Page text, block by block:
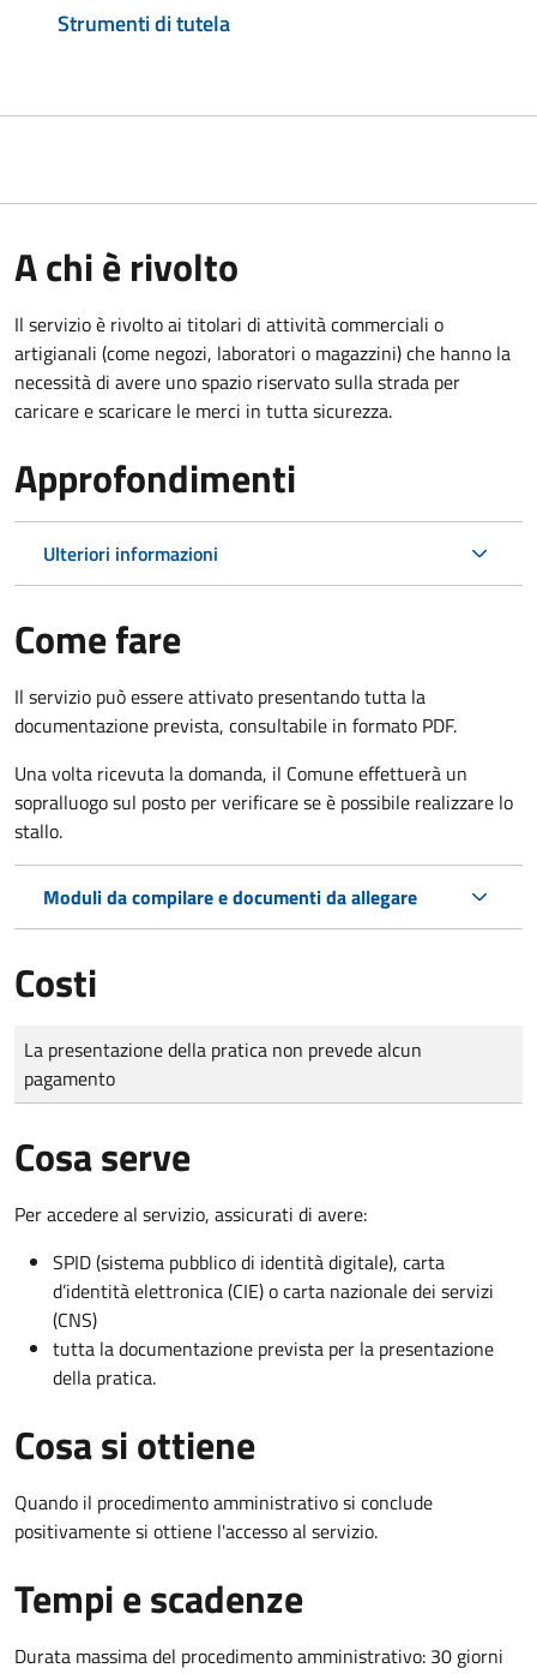
Strumenti di tutela
A chi è rivolto
Il servizio è rivolto ai titolari di attività commerciali o
artigianali (come negozi, laboratori o magazzini) che hanno la
necessità di avere uno spazio riservato sulla strada per
caricare e scaricare le merci in tutta sicurezza.
Approfondimenti
Ulteriori informazioni
Come fare
Il servizio può essere attivato presentando tutta la
documentazione prevista, consultabile in formato PDF.
Una volta ricevuta la domanda, il Comune effettuerà un
sopralluogo sul posto per verificare se è possibile realizzare lo
stallo.
Moduli da compilare e documenti da allegare
Costi
Tipo di pagamento
Importo
La presentazione della pratica non prevede alcun
pagamento
Cosa serve
Per accedere al servizio, assicurati di avere:
SPID (sistema pubblico di identità digitale), carta
d’identità elettronica (CIE) o carta nazionale dei servizi
(CNS)
tutta la documentazione prevista per la presentazione
della pratica.
Cosa si ottiene
Quando il procedimento amministrativo si conclude
positivamente si ottiene l'accesso al servizio.
Tempi e scadenze
Durata massima del procedimento amministrativo: 30 giorni